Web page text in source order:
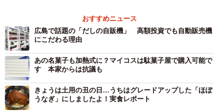
おすすめニュース
広島で話題の「だしの自販機」 高額投資でも自動販売機
にこだわる理由
あの名菓子も加熱式に？マイコスは駄菓子屋で購入可能で
す 本家からは抗議も
きょうは土用の丑の日…うちはグレードアップした「ほぼ
うなぎ」にしましたよ！実食レポート